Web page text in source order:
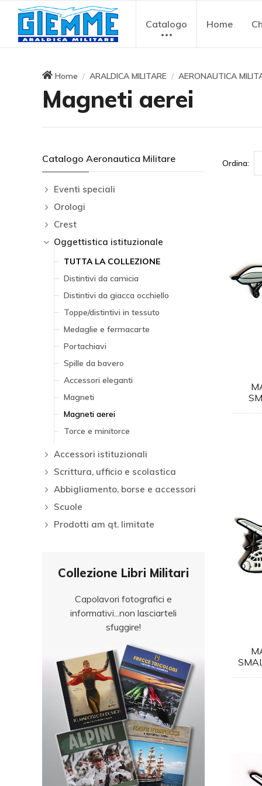
Catalogo Home
Home ARALDICA MILITARE AERONAUTICA
Magneti aerei
Catalogo Aeronautica Militare
Eventi speciali
Orologi
Crest
Oggettistica istituzionale
TUTTA LA COLLEZIONE
Distintivi da camicia
Distintivi da giacca occhiello
Toppe/distintivi in tessuto
Medaglie e fermacarte
Portachiavi
Spille da bavero
Accessori eleganti
Magneti
Magneti aerei
Torce e minitorce
Accessori istituzionali
Scrittura, ufficio e scolastica
Abbigliamento, borse e accessori
Scuole
Prodotti am qt. limitate
Collezione Libri Militari
Capolavori fotografici e
informativi...non lasciarteli
sfuggire!
Ordina: